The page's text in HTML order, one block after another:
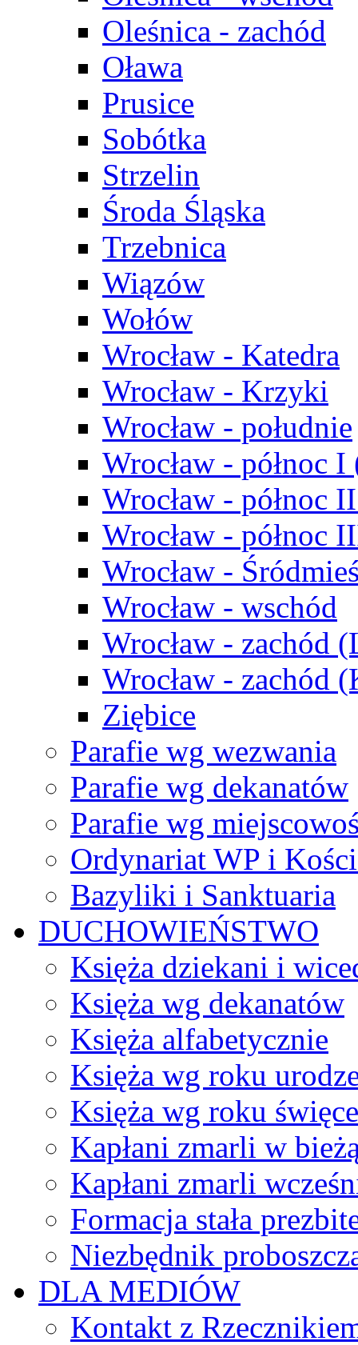
Oleśnica - zachód
Oława
Prusice
Sobótka
Strzelin
Środa Śląska
Trzebnica
Wiązów
Wołów
Wrocław - Katedra
Wrocław - Krzyki
Wrocław - południe
Wrocław - północ
Wrocław - północ
Wrocław - północ
Wrocław -
Wrocław - wschód
Wrocław - zachód
Wrocław - zachód
Ziębice
Parafie wg wezwania
Parafie wg dekanatów
Parafie wg
Ordynariat WP i
Bazyliki i Sanktuaria
DUCHOWIEŃSTWO
Księża dziekani i
Księża wg dekanatów
Księża alfabetycznie
Księża wg roku
Księża wg roku
Kapłani zmarli w
Kapłani zmarli
Formacja stała
Niezbędnik
DLA MEDIÓW
Kontakt z